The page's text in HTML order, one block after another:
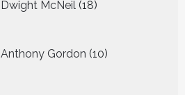
Dwight McNeil 18
producten
Anthony Gordon 10
producten